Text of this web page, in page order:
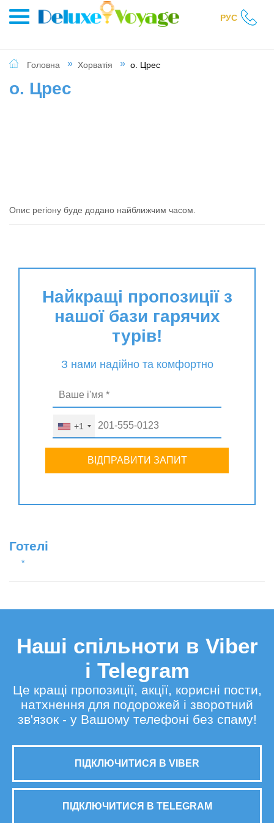
РУС
Головна Хорватія о. Црес
о. Црес
Опис регіону буде додано найближчим часом.
Найкращі пропозиції з
нашої бази гарячих
турів!
З нами надійно та комфортно
+1
ВІДПРАВИТИ ЗАПИТ
Готелі
*
Наші спільноти в Viber
і Telegram
Це кращі пропозиції, акції, корисні пости,
натхнення для подорожей і зворотний
зв'язок - у Вашому телефоні без спаму!
ПІДКЛЮЧИТИСЯ В VIBER
ПІДКЛЮЧИТИСЯ В TELEGRAM